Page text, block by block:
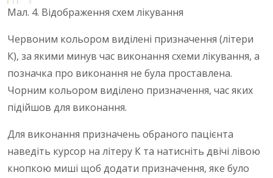
Мал. 4. Відображення схем лікування
Червоним кольором виділені призначення (літери
К), за якими минув час виконання схеми лікування, а
позначка про виконання не була проставлена.
Чорним кольором виділено призначення, час яких
підійшов для виконання.
Для виконання призначень обраного пацієнта
наведіть курсор на літеру К та натисніть двічі лівою
кнопкою миші щоб додати призначення, яке було